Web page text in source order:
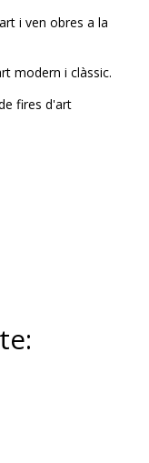
i ven obres a la
modern i clàssic.
fires d'art